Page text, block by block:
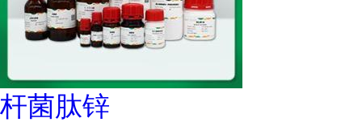
杆菌肽锌